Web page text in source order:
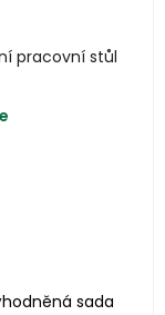
pracovní stůl
sada